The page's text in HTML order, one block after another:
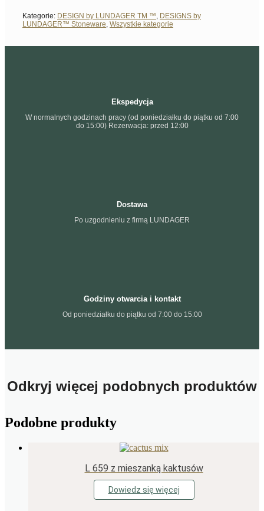
Kategorie: DESIGN by LUNDAGER TM ™ DESIGNS by
LUNDAGER™ Stoneware Wszystkie kategorie
Ekspedycja
W normalnych godzinach pracy (od poniedziałku do piątku od 7:00
do 15:00) Rezerwacja: przed 12:00
Dostawa
Po uzgodnieniu z firmą LUNDAGER
Godziny otwarcia i kontakt
Od poniedziałku do piątku od 7:00 do 15:00
Odkryj więcej podobnych produktów
Podobne produkty
L 659 z mieszanką kaktusów
Dowiedz się więcej